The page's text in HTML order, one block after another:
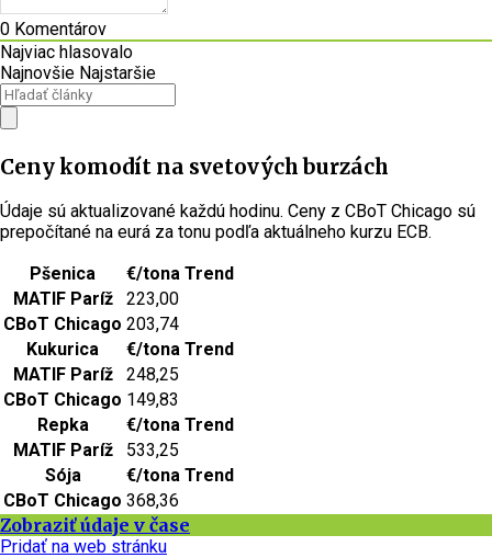
0 Komentárov
Najviac hlasovalo
Najnovšie Najstaršie
Ceny komodít na svetových burzách
Údaje sú aktualizované každú hodinu. Ceny z CBoT Chicago sú
prepočítané na eurá za tonu podľa aktuálneho kurzu ECB.
Pšenica
€/tona Trend
MATIF Paríž
223,00
CBoT Chicago 203,74
Kukurica
€/tona Trend
MATIF Paríž
248,25
CBoT Chicago 149,83
Repka
€/tona Trend
MATIF Paríž
533,25
Sója
€/tona Trend
CBoT Chicago 368,36
Zobraziť údaje v čase
Pridať na web stránku